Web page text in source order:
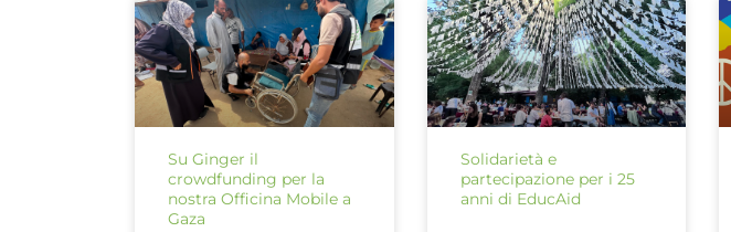
Su Ginger il
crowdfunding per la
nostra Officina Mobile a
Gaza
Solidarietà e
partecipazione per i 25
anni di EducAid